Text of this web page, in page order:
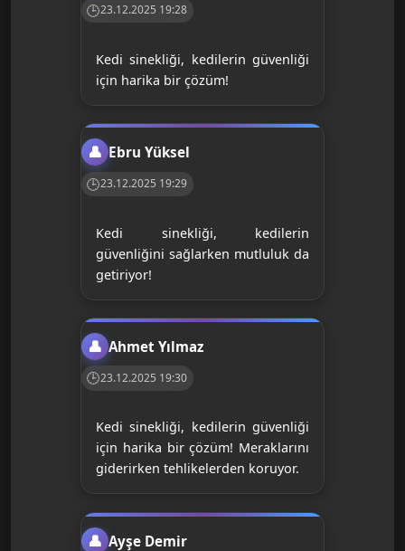
23.12.2025 19:28
Kedi sinekliği, kedilerin güvenliği
için harika bir çözüm!
Ebru Yüksel
23.12.2025 19:29
Kedi sinekliği, kedilerin
güvenliğini sağlarken mutluluk da
getiriyor!
Ahmet Yılmaz
23.12.2025 19:30
Kedi sinekliği, kedilerin güvenliği
için harika bir çözüm! Meraklarını
giderirken tehlikelerden koruyor.
Ayşe Demir